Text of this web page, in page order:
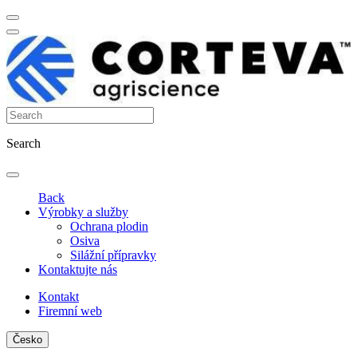
Search
Back
Výrobky a služby
Ochrana plodin
Osiva
Silážní přípravky
Kontaktujte nás
Kontakt
Firemní web
Česko